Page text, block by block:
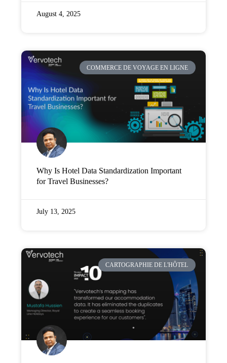
August 4, 2025
COMMERCE DE VOYAGE EN LIGNE
Why Is Hotel Data Standardization Important
for Travel Businesses?
July 13, 2025
CARTOGRAPHIE DE L'HÔTEL